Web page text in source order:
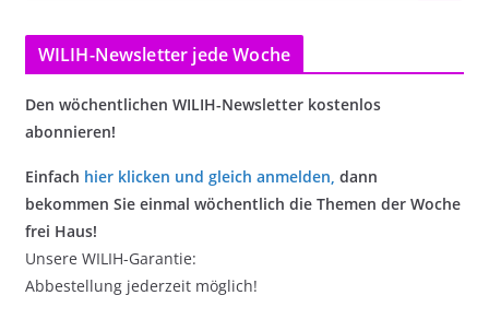
WILIH-Newsletter jede Woche
Den wöchentlichen WILIH-Newsletter kostenlos
abonnieren!
Einfach hier klicken und gleich anmelden, dann
bekommen Sie einmal wöchentlich die Themen der Woche
frei Haus!
Unsere WILIH-Garantie:
Abbestellung jederzeit möglich!